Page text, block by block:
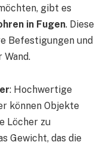
gibt es
in Fugen. Diese
Befestigungen und
Wand.
: Hochwertige
können Objekte
Löcher zu
Gewicht, das die